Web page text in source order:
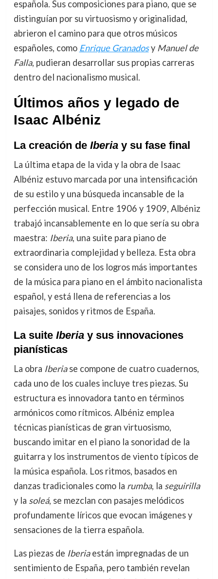
española. Sus composiciones para piano, que se
distinguían por su virtuosismo y originalidad,
abrieron el camino para que otros músicos
españoles, como Enrique Granadosy Manuel de
Falla, pudieran desarrollar sus propias carreras
dentro del nacionalismo musical.
Últimos años y legado de
Isaac Albéniz
La creación de Iberiay su fase final
La última etapa de la vida y la obra de Isaac
Albéniz estuvo marcada por una intensificación
de su estilo y una búsqueda incansable de la
perfección musical. Entre 1906 y 1909, Albéniz
trabajó incansablemente en lo que sería su obra
maestra: Iberia, una suite para piano de
extraordinaria complejidad y belleza. Esta obra
se considera uno de los logros más importantes
de la música para piano en el ámbito nacionalista
español, y está llena de referencias a los
paisajes, sonidos y ritmos de España.
La suite Iberiay sus innovaciones
pianísticas
La obra Iberiase compone de cuatro cuadernos,
cada uno de los cuales incluye tres piezas. Su
estructura es innovadora tanto en términos
armónicos como rítmicos. Albéniz emplea
técnicas pianísticas de gran virtuosismo,
buscando imitar en el piano la sonoridad de la
guitarra y los instrumentos de viento típicos de
la música española. Los ritmos, basados en
danzas tradicionales como la rumba, la seguirilla
y la soleá, se mezclan con pasajes melódicos
profundamente líricos que evocan imágenes y
sensaciones de la tierra española.
Las piezas de Iberiaestán impregnadas de un
sentimiento de España, pero también revelan